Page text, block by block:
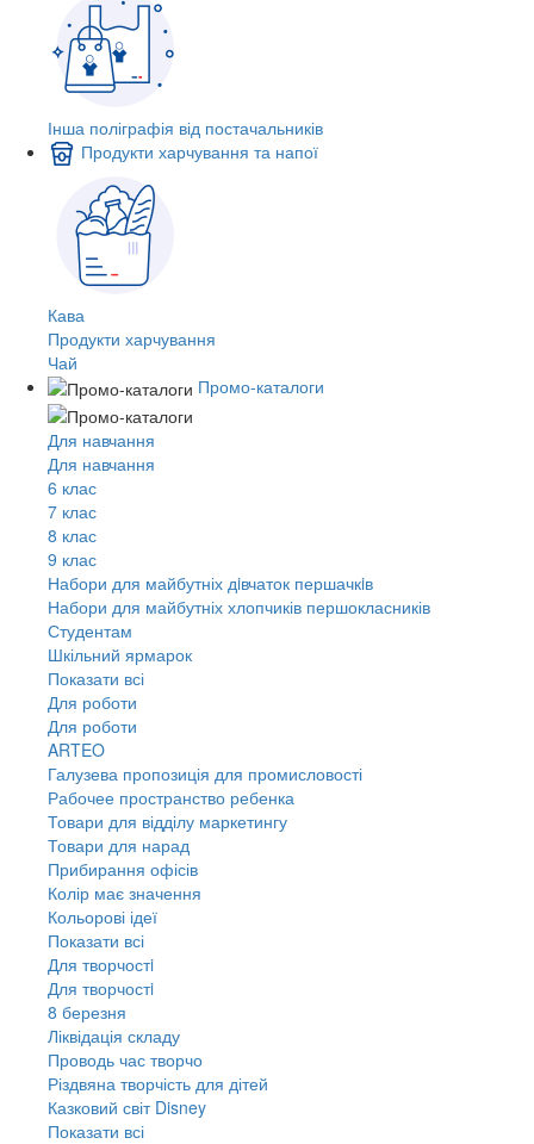
Інша поліграфія від постачальників
Продукти харчування та напої
Кава
Продукти харчування
Чай
Промо-каталоги
Для навчання
Для навчання
6 клас
7 клас
8 клас
9 клас
Набори для майбутніх дiвчаток першачкiв
Набори для майбутніх хлопчиків першокласників
Студентам
Шкільний ярмарок
Показати всі
Для роботи
Для роботи
ARTEO
Галузева пропозиція для промисловості
Рабочее пространство ребенка
Товари для відділу маркетингу
Товари для нарад
Прибирання офісів
Колір має значення
Кольорові ідеї
Показати всі
Для творчостi
Для творчостi
8 березня
Ліквідація складу
Проводь час творчо
Різдвяна творчість для дітей
Казковий світ Disney
Показати всі